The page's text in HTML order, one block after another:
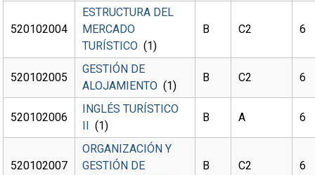
520102004
ESTRUCTURA DEL
MERCADO
TURÍSTICO (1)
B C2 6
520102005
GESTIÓN DE
ALOJAMIENTO (1)
B C2 6
520102006
INGLÉS TURÍSTICO
(1)
B A 6
520102007
ORGANIZACIÓN Y
GESTIÓN DE
B C2 6